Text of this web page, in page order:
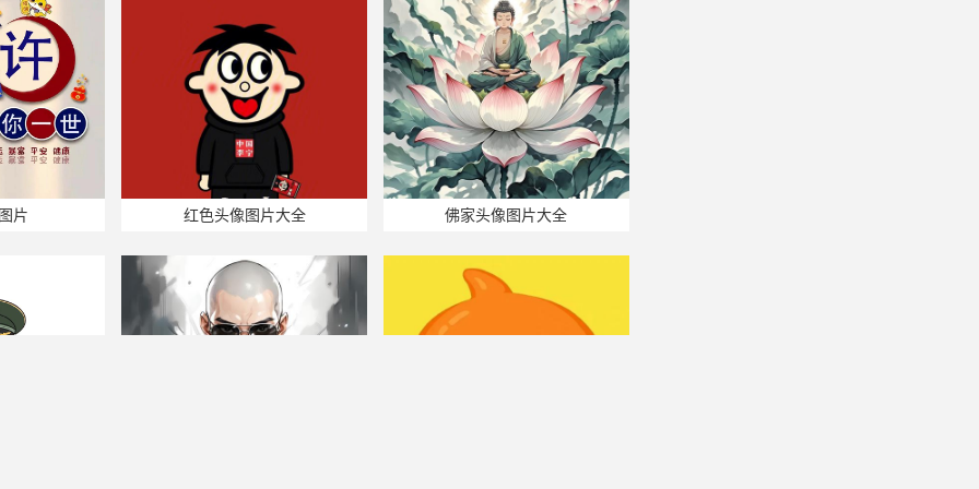
片 红色头像图片大全 佛家头像图片大全